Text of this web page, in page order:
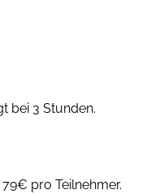
bei 3 Stunden.
pro Teilnehmer.